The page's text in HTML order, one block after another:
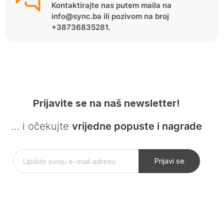
Kontaktirajte nas putem maila na
info@sync.ba ili pozivom na broj
+38736835281.
Prijavite se na naš newsletter!
… i očekujte vrijedne popuste i nagrade
Prijavi se